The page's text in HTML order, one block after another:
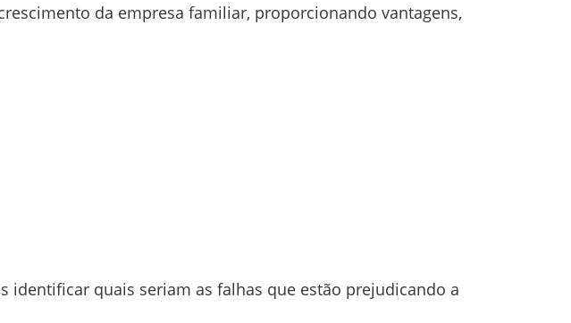
da empresa familiar, proporcionando vantagens,
identificar quais seriam as falhas que estão prejudicando a